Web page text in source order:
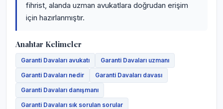
fihrist, alanda uzman avukatlara doğrudan erişim
için hazırlanmıştır.
Anahtar Kelimeler
Garanti Davaları avukatı
Garanti Davaları uzmanı
Garanti Davaları nedir
Garanti Davaları davası
Garanti Davaları danışmanı
Garanti Davaları sık sorulan sorular